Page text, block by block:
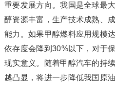
重要发展方向。我国是全球最
醇资源丰富，生产技术成熟、
能力。如果甲醇燃料应用规模
依存度会降到30%以下，对于
现实意义。随着甲醇汽车的持
越凸显，将进一步降低我国原